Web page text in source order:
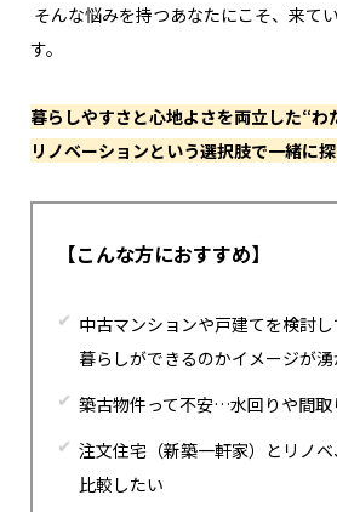
そんな悩みを持つあなたにこそ、来て
す。
暮らしやすさと心地よさを両立した“わ
リノベーションという選択肢で一緒に
【こんな方におすすめ】
中古マンションや戸建てを検討
暮らしができるのかイメージが
築古物件って不安…水回りや間取
注文住宅（新築一軒家）とリノ
比較したい